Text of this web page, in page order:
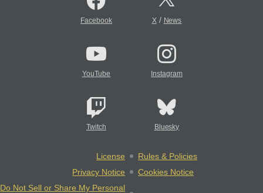
Facebook X/ News
YouTube Instagram
Twitch Bluesky
License
Rules & Policies
Privacy Notice
Cookies Notice
Do Not Sell or Share My Personal